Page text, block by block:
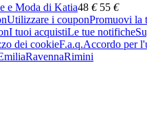
e Moda di Katia48 € 55 €
Utilizzare i couponPromuovi la
I tuoi acquistiLe tue notifiche
dei cookieF.a.q.Accordo per
RavennaRimini